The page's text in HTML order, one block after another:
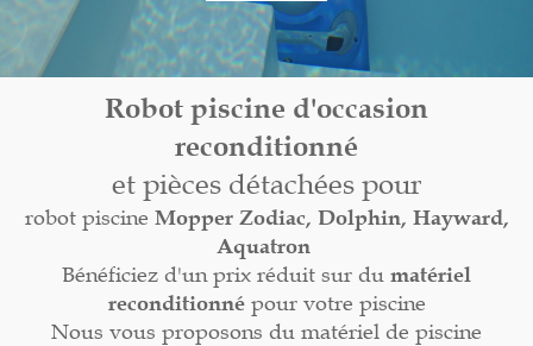
Robot piscine d'occasion
reconditionné
et pièces détachées pour
robot piscine Mopper Zodiac, Dolphin, Hayward,
Aquatron
Bénéficiez d'un prix réduit sur du matériel
reconditionnépour votre piscine
Nous vous proposons du matériel de piscine